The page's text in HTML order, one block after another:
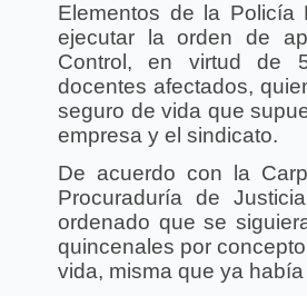
Elementos de la Policía
ejecutar la orden de
Control, en virtud de
docentes afectados,
seguro de vida que
empresa y el sindicato.
De acuerdo con la
Procuraduría de
ordenado que se
quincenales por
vida, misma que ya